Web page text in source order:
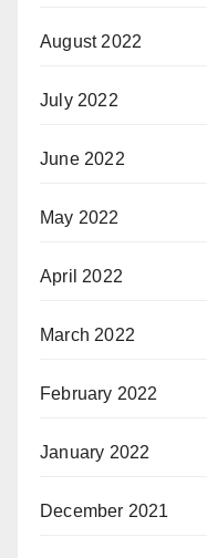
August 2022
July 2022
June 2022
May 2022
April 2022
March 2022
February 2022
January 2022
December 2021